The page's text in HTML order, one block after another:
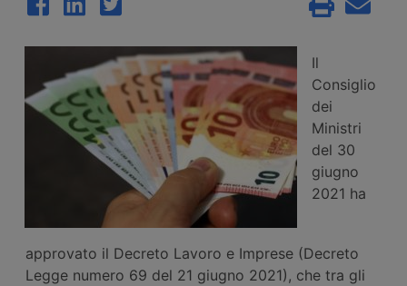
Il
Consiglio
dei
Ministri
del 30
giugno
2021 ha
approvato il Decreto Lavoro e Imprese (Decreto
Legge numero 69 del 21 giugno 2021), che tra gli